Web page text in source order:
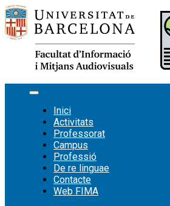
Vés
al
contingut
Inici
Activitats
Professorat
Campus
Professió
De re linguae
Contacte
Web FIMA